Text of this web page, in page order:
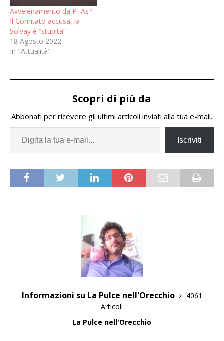
Avvelenamento da PFAs?
Il Comitato accusa, la
Solvay è “stupita”
18 Agosto 2022
In "Attualità"
Scopri di più da
Abbonati per ricevere gli ultimi articoli inviati alla tua e-mail.
Iscriviti
Informazioni su La Pulce nell'Orecchio
4061
Articoli
La Pulce nell'Orecchio